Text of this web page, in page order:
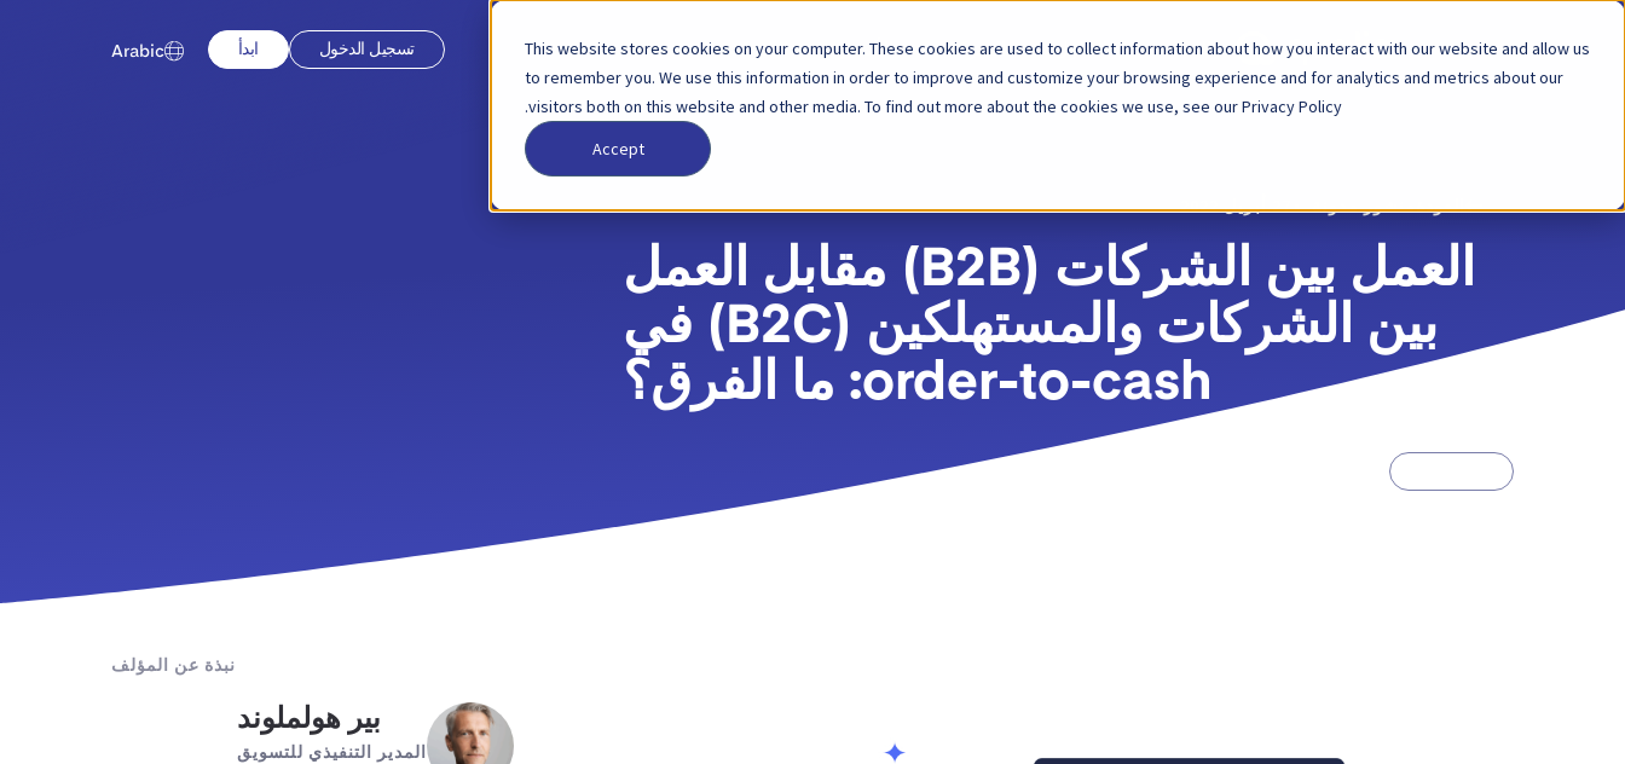
This website stores cookies on your computer. These cookies are used to collect information about how you interact with our website and allow us
to remember you. We use this information in order to improve and customize your browsing experience and for analytics and metrics about our
visitors both on this website and other media. To find out more about the cookies we use, see our Privacy Policy.
Accept
المنصة الحلول الشركاء الأسعار الشركة تسجيل الدخول ابدأ Arabic
العودةمنشور مدونة 27 أبريل 2022
العمل بين الشركات (B2B) مقابل العمل
بين الشركات والمستهلكين (B2C) في
order-to-cash: ما الفرق؟
نبذة عن المؤلف
بير هولملوند
المدير التنفيذي للتسويق